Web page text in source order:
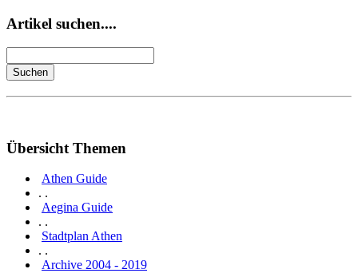
Artikel suchen....
Übersicht Themen
Athen Guide
. .
Aegina Guide
. .
Stadtplan Athen
. .
Archive 2004 - 2019